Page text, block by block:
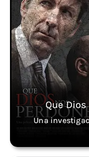
Que
Una